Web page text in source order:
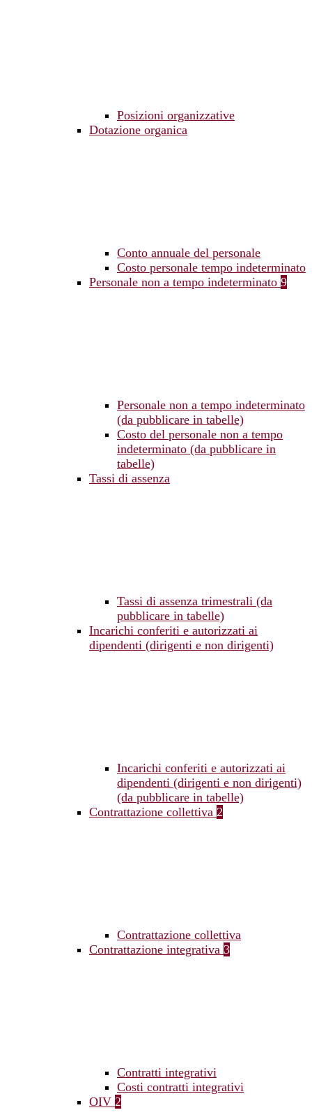
Posizioni organizzative
Dotazione organica
Conto annuale del personale
Costo personale tempo indeterminato
Personale non a tempo indeterminato 9
Personale non a tempo indeterminato
(da pubblicare in tabelle)
Costo del personale non a tempo
indeterminato (da pubblicare in
tabelle)
Tassi di assenza
Tassi di assenza trimestrali (da
pubblicare in tabelle)
Incarichi conferiti e autorizzati ai
dipendenti (dirigenti e non dirigenti)
Incarichi conferiti e autorizzati ai
dipendenti (dirigenti e non dirigenti)
(da pubblicare in tabelle)
Contrattazione collettiva 2
Contrattazione collettiva
Contrattazione integrativa 3
Contratti integrativi
Costi contratti integrativi
OIV 2